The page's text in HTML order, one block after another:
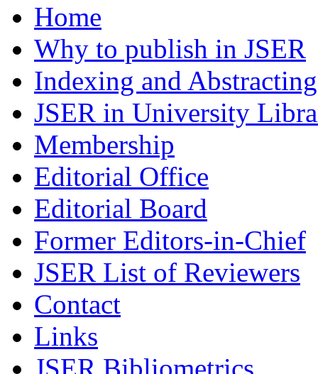
Home
Why to publish in JSER
Indexing and Abstracting
JSER in University
Membership
Editorial Office
Editorial Board
Former Editors-in-Chief
JSER List of Reviewers
Contact
Links